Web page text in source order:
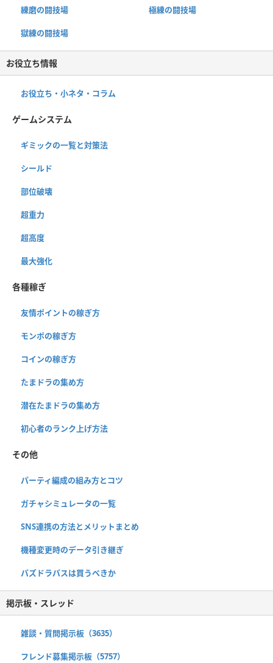
練磨の闘技場 極練の闘技場
獄練の闘技場
お役立ち情報
お役立ち・小ネタ・コラム
ゲームシステム
ギミックの一覧と対策法
シールド
部位破壊
超重力
超高度
最大強化
各種稼ぎ
友情ポイントの稼ぎ方
モンポの稼ぎ方
コインの稼ぎ方
たまドラの集め方
潜在たまドラの集め方
初心者のランク上げ方法
その他
パーティ編成の組み方とコツ
ガチャシミュレータの一覧
SNS連携の方法とメリットまとめ
機種変更時のデータ引き継ぎ
パズドラパスは買うべきか
掲示板・スレッド
雑談・質問掲示板（3635）
フレンド募集掲示板（5757）